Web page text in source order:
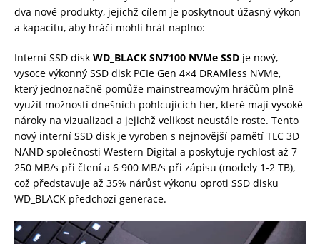
dva nové produkty, jejichž cílem je poskytnout úžasný výkon
a kapacitu, aby hráči mohli hrát naplno:
Interní SSD disk WD_BLACK SN7100 NVMe SSD je nový,
vysoce výkonný SSD disk PCIe Gen 4×4 DRAMless NVMe,
který jednoznačně pomůže mainstreamovým hráčům plně
využít možností dnešních pohlcujících her, které mají vysoké
nároky na vizualizaci a jejichž velikost neustále roste. Tento
nový interní SSD disk je vyroben s nejnovější pamětí TLC 3D
NAND společnosti Western Digital a poskytuje rychlost až 7
250 MB/s při čtení a 6 900 MB/s při zápisu (modely 1-2 TB),
což představuje až 35% nárůst výkonu oproti SSD disku
WD_BLACK předchozí generace.